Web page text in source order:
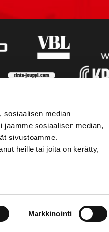
sosiaalisen median
jaamme sosiaalisen median,
sivustoamme.
heille tai joita on kerätty,
Markkinointi
MEDIER